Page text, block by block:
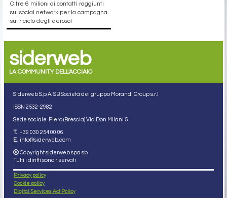
Oltre 6 milioni di contatti raggiunti
sui social network per la campagna
sul riciclo degli aerosol
siderweb
LA COMMUNITY DELL'ACCIAIO
Siderweb S.p.A. SB Società del gruppo Morandi Group s.r.l.
ISSN 2532-2982
Sede sociale: Flero (Brescia) Via Don Milani 5
T. +39 030 254 00 06
E. info@siderweb.com
Copyright siderweb spa sb
Tutti i diritti sono riservati
Privacy policy
Cookie policy
Digital Services Act Policy